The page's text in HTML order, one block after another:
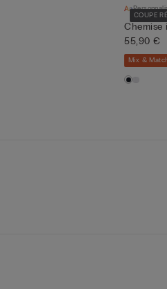
COUPE
Chemise
55,90 €
Mix &